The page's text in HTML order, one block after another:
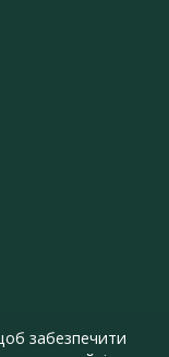
забезпечити